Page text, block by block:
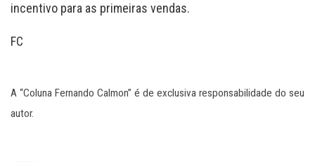
incentivo para as primeiras vendas.
FC
A “Coluna Fernando Calmon” é de exclusiva responsabilidade do seu
autor.